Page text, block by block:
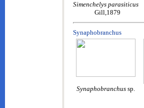
Simenchelys parasiticus
Gill,1879
Synaphobranchus
Synaphobranchus sp.